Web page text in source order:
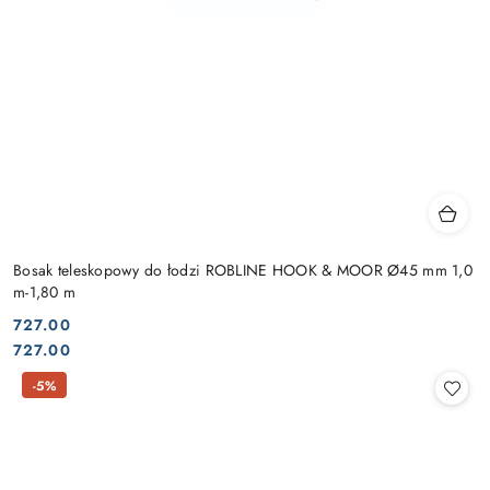
Bosak teleskopowy do łodzi ROBLINE HOOK & MOOR Ø45 mm 1,0
m-1,80 m
Cena:
727.00
Cena:
727.00
-5%